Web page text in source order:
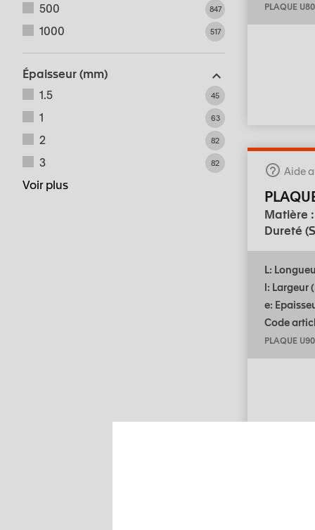
500 847
1000 517
Épaisseur (mm)
1.5
45
1 63
2 82
3 82
Voir plus
PLAQUE
Aide
Matière
Dureté
L:
l: Largeur
e:
Code
PLAQUE